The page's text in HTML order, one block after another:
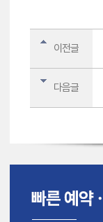
이전글
다음글